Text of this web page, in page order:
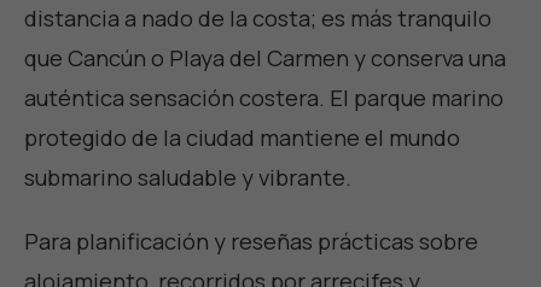
distancia a nado de la costa; es más tranquilo
que Cancún o Playa del Carmen y conserva una
auténtica sensación costera. El parque marino
protegido de la ciudad mantiene el mundo
submarino saludable y vibrante.
Para planificación y reseñas prácticas sobre